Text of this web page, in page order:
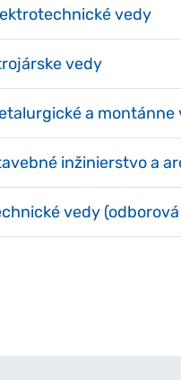
vedy
vedy
a montánne
inžinierstvo a
vedy